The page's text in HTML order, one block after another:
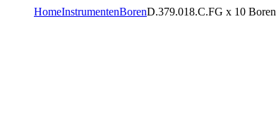
HomeInstrumentenBorenD.379.018.C.FG x 10 Boren